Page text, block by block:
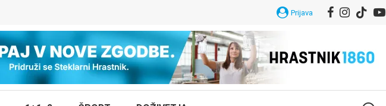
Prijava